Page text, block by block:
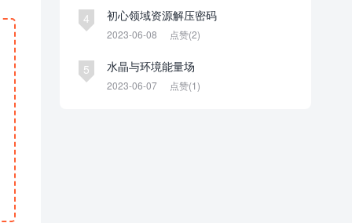
4 初心领域资源解压密码
2023-06-08 点赞(2)
5 水晶与环境能量场
2023-06-07 点赞(1)